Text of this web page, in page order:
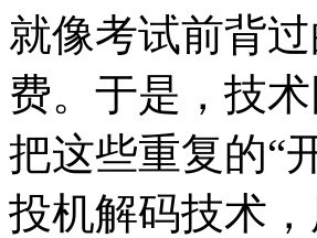
就像考试前背过
费。于是，技
把这些重复的“
投机解码技术